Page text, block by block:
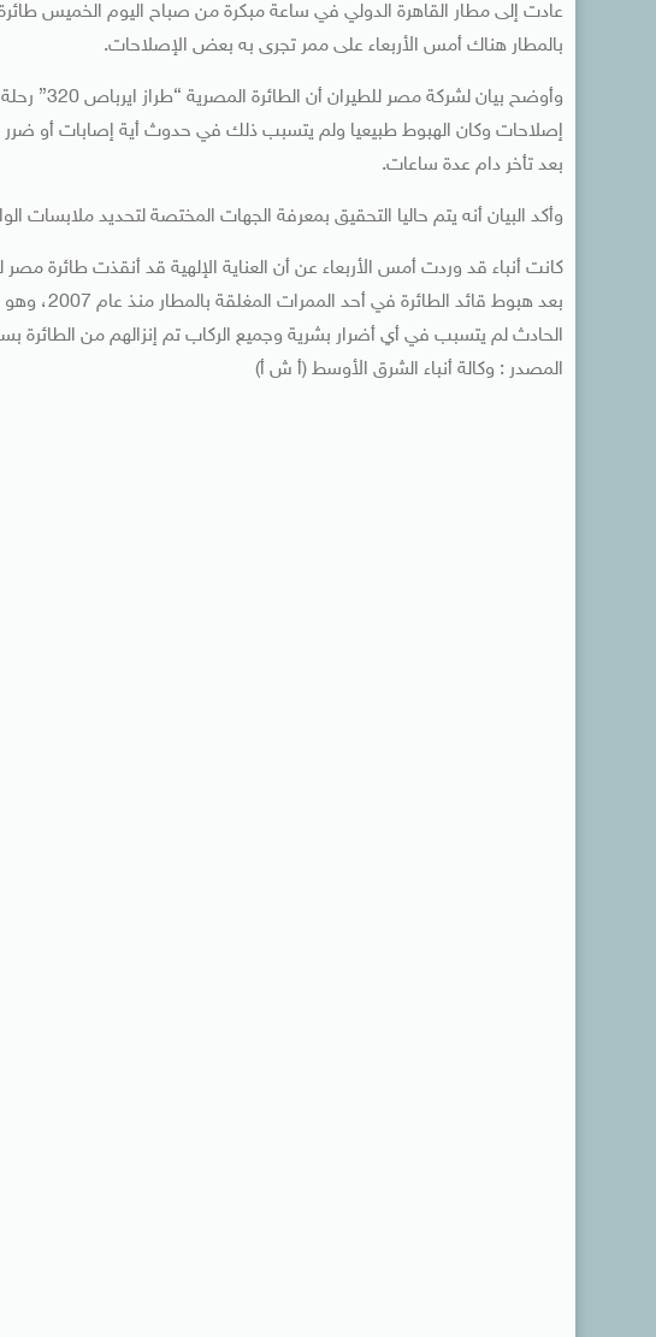
عادت إلى مطار القاهرة الدولي في ساعة مبكرة من صباح اليوم الخميس
بالمطار هناك أمس الأربعاء على ممر تجرى به بعض الإصلاحات.
إصلاحات وكان الهبوط طبيعيا ولم يتسبب ذلك في حدوث أية إصابات أو ضرر
بعد تأخر دام عدة ساعات.
وأكد البيان أنه يتم حاليا التحقيق بمعرفة الجهات المختصة لتحديد ملابسات
كانت أنباء قد وردت أمس الأربعاء عن أن العناية الإلهية قد أنقذت طائرة
بعد هبوط
الحادث لم يتسبب في أي أضرار بشرية وجميع الركاب تم إنزالهم من الطائرة
المصدر : وكالة أنباء الشرق الأوسط (أ ش أ)